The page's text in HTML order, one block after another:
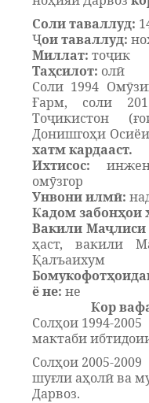
Соли таваллуд:
Ҷои таваллуд:
Миллат: тоҷик
Таҳсилот: олӣ
Соли 1994
Ғарм, соли
Тоҷикистон
Донишгоҳи
хатм кардааст.
Ихтисос:
омӯзгор
Унвони илмӣ:
Кадом забонҳои
Вакили М
ҳаст, вакили
Қалъаихум
ё не: не
Кор
Солҳои 1994-
мактаби
Солҳои 2005-2009
шуғли аҳолӣ ва
Дарвоз.